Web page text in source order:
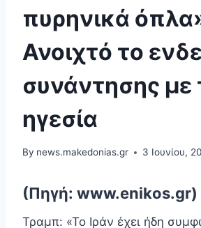
πυρηνικά
Ανοιχτό το
συνάντησης με
ηγεσία
By news.makedonias.gr 3 Ιουνίου,
(Πηγή: www.enikos.gr)
Τραμπ: «Το Ιράν έχει ήδη